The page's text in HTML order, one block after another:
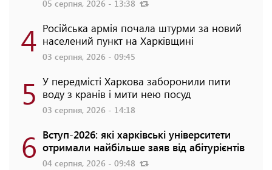
05 серпня, 2026 - 13:38
4 Російська армія почала штурми за новий
населений пункт на Харківщині
03 серпня, 2026 - 09:45
5 У передмісті Харкова заборонили пити
воду з кранів і мити нею посуд
03 серпня, 2026 - 14:18
6 Вступ-2026: які харківські університети
отримали найбільше заяв від абітурієнтів
04 серпня, 2026 - 09:48